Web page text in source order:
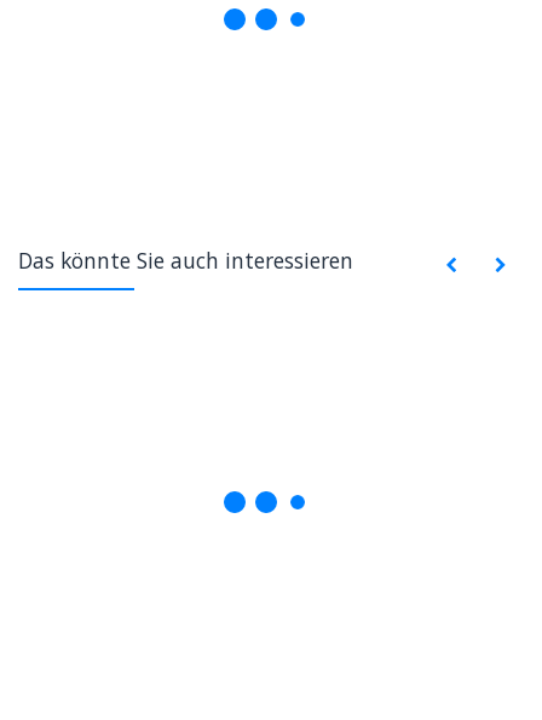
Das könnte Sie auch interessieren